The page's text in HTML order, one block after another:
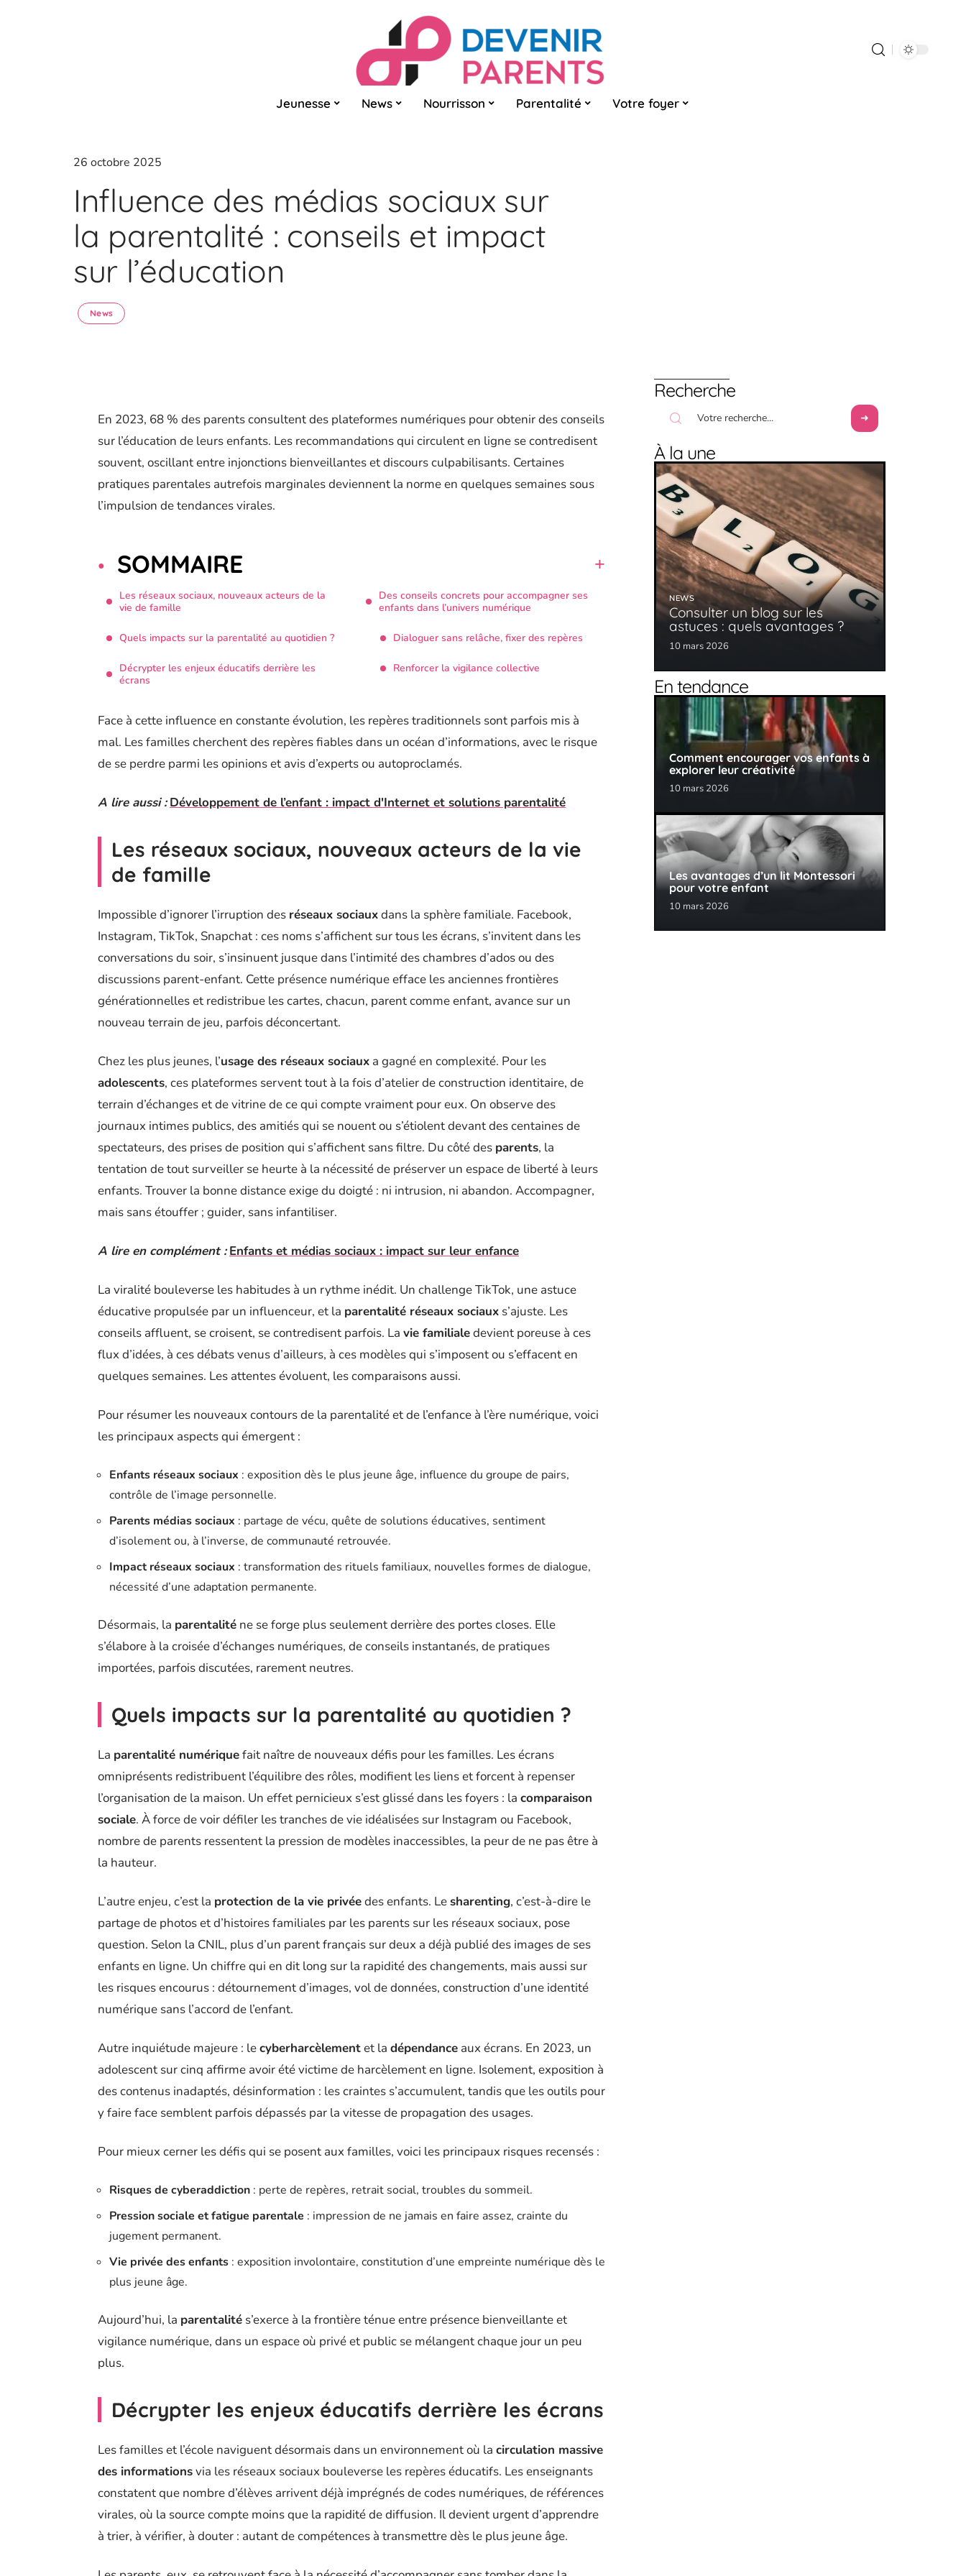
Jeunesse News Nourrisson Parentalité Votre foyer
26 octobre 2025
Influence des médias sociaux sur
la parentalité : conseils et impact
sur l’éducation
News
En 2023, 68 % des parents consultent des plateformes numériques pour obtenir des conseils
sur l’éducation de leurs enfants. Les recommandations qui circulent en ligne se contredisent
souvent, oscillant entre injonctions bienveillantes et discours culpabilisants. Certaines
pratiques parentales autrefois marginales deviennent la norme en quelques semaines sous
l’impulsion de tendances virales.
SOMMAIRE
Les réseaux sociaux, nouveaux acteurs de la
vie de famille
Quels impacts sur la parentalité au quotidien ?
Décrypter les enjeux éducatifs derrière les
écrans
Des conseils concrets pour accompagner ses
enfants dans l’univers numérique
Dialoguer sans relâche, fixer des repères
Renforcer la vigilance collective
Face à cette influence en constante évolution, les repères traditionnels sont parfois mis à
mal. Les familles cherchent des repères fiables dans un océan d’informations, avec le risque
de se perdre parmi les opinions et avis d’experts ou autoproclamés.
A lire aussi : Développement de l’enfant : impact d'Internet et solutions parentalité
Les réseaux sociaux, nouveaux acteurs de la vie
de famille
Impossible d’ignorer l’irruption des réseaux sociauxdans la sphère familiale. Facebook,
Instagram, TikTok, Snapchat : ces noms s’affichent sur tous les écrans, s’invitent dans les
conversations du soir, s’insinuent jusque dans l’intimité des chambres d’ados ou des
discussions parent-enfant. Cette présence numérique efface les anciennes frontières
générationnelles et redistribue les cartes, chacun, parent comme enfant, avance sur un
nouveau terrain de jeu, parfois déconcertant.
Chez les plus jeunes, l’usage des réseaux sociaux a gagné en complexité. Pour les
adolescents, ces plateformes servent tout à la fois d’atelier de construction identitaire, de
terrain d’échanges et de vitrine de ce qui compte vraiment pour eux. On observe des
journaux intimes publics, des amitiés qui se nouent ou s’étiolent devant des centaines de
spectateurs, des prises de position qui s’affichent sans filtre. Du côté des parents, la
tentation de tout surveiller se heurte à la nécessité de préserver un espace de liberté à leurs
enfants. Trouver la bonne distance exige du doigté : ni intrusion, ni abandon. Accompagner,
mais sans étouffer ; guider, sans infantiliser.
A lire en complément : Enfants et médias sociaux : impact sur leur enfance
La viralité bouleverse les habitudes à un rythme inédit. Un challenge TikTok, une astuce
éducative propulsée par un influenceur, et la parentalité réseaux sociaux s’ajuste. Les
conseils affluent, se croisent, se contredisent parfois. La vie familialedevient poreuse à ces
flux d’idées, à ces débats venus d’ailleurs, à ces modèles qui s’imposent ou s’effacent en
quelques semaines. Les attentes évoluent, les comparaisons aussi.
Pour résumer les nouveaux contours de la parentalité et de l’enfance à l’ère numérique, voici
les principaux aspects qui émergent :
Enfants réseaux sociaux : exposition dès le plus jeune âge, influence du groupe de pairs,
contrôle de l’image personnelle.
Parents médias sociaux : partage de vécu, quête de solutions éducatives, sentiment
d’isolement ou, à l’inverse, de communauté retrouvée.
Impact réseaux sociaux : transformation des rituels familiaux, nouvelles formes de dialogue,
nécessité d’une adaptation permanente.
Désormais, la parentalité ne se forge plus seulement derrière des portes closes. Elle
s’élabore à la croisée d’échanges numériques, de conseils instantanés, de pratiques
importées, parfois discutées, rarement neutres.
Quels impacts sur la parentalité au quotidien ?
La parentalité numériquefait naître de nouveaux défis pour les familles. Les écrans
omniprésents redistribuent l’équilibre des rôles, modifient les liens et forcent à repenser
l’organisation de la maison. Un effet pernicieux s’est glissé dans les foyers : la comparaison
sociale. À force de voir défiler les tranches de vie idéalisées sur Instagram ou Facebook,
nombre de parents ressentent la pression de modèles inaccessibles, la peur de ne pas être à
la hauteur.
L’autre enjeu, c’est la protection de la vie privéedes enfants. Lesharenting, c’est-à-dire le
partage de photos et d’histoires familiales par les parents sur les réseaux sociaux, pose
question. Selon la CNIL, plus d’un parent français sur deux a déjà publié des images de ses
enfants en ligne. Un chiffre qui en dit long sur la rapidité des changements, mais aussi sur
les risques encourus : détournement d’images, vol de données, construction d’une identité
numérique sans l’accord de l’enfant.
Autre inquiétude majeure : lecyberharcèlementet la dépendance aux écrans. En 2023, un
adolescent sur cinq affirme avoir été victime de harcèlement en ligne. Isolement, exposition à
des contenus inadaptés, désinformation : les craintes s’accumulent, tandis que les outils pour
y faire face semblent parfois dépassés par la vitesse de propagation des usages.
Pour mieux cerner les défis qui se posent aux familles, voici les principaux risques recensés :
Risques de cyberaddiction : perte de repères, retrait social, troubles du sommeil.
Pression sociale et fatigue parentale : impression de ne jamais en faire assez, crainte du
jugement permanent.
Vie privée des enfants : exposition involontaire, constitution d’une empreinte numérique dès le
plus jeune âge.
Aujourd’hui, la parentalité s’exerce à la frontière ténue entre présence bienveillante et
vigilance numérique, dans un espace où privé et public se mélangent chaque jour un peu
plus.
Décrypter les enjeux éducatifs derrière les écrans
Les familles et l’école naviguent désormais dans un environnement où la circulation massive
des informationsvia les réseaux sociaux bouleverse les repères éducatifs. Les enseignants
constatent que nombre d’élèves arrivent déjà imprégnés de codes numériques, de références
virales, où la source compte moins que la rapidité de diffusion. Il devient urgent d’apprendre
à trier, à vérifier, à douter : autant de compétences à transmettre dès le plus jeune âge.
Recherche
À la une
NEWS
Consulter un blog sur les
astuces : quels avantages ?
10 mars 2026
En tendance
Comment encourager vos enfants à
explorer leur créativité
10 mars 2026
Les avantages d’un lit Montessori
pour votre enfant
10 mars 2026